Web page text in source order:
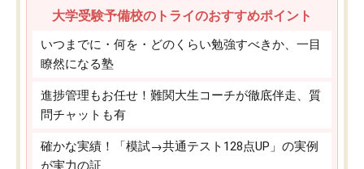
大学受験予備校のトライのおすすめポイント
いつまでに・何を・どのくらい勉強すべきか、一目
瞭然になる塾
進捗管理もお任せ！難関大生コーチが徹底伴走、質
問チャットも有
確かな実績！「模試→共通テスト128点UP」の実例
が実力の証